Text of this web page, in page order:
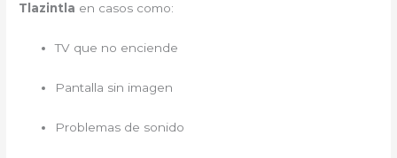
Tlazintla en casos como:
TV que no enciende
Pantalla sin imagen
Problemas de sonido